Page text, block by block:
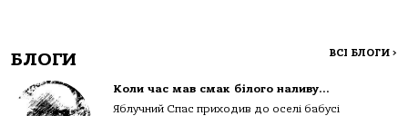
БЛОГИ ВСІ БЛОГИ >
Коли час мав смак білого наливу…
Яблучний Спас приходив до оселі бабусі